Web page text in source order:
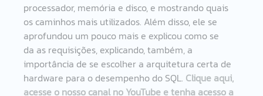
processador, memória e disco, e mostrando quais
os caminhos mais utilizados. Além disso, ele se
aprofundou um pouco mais e explicou como se
da as requisições, explicando, também, a
importância de se escolher a arquitetura certa de
hardware para o desempenho do SQL. Clique aqui,
acesse o nosso canal no YouTube e tenha acesso a